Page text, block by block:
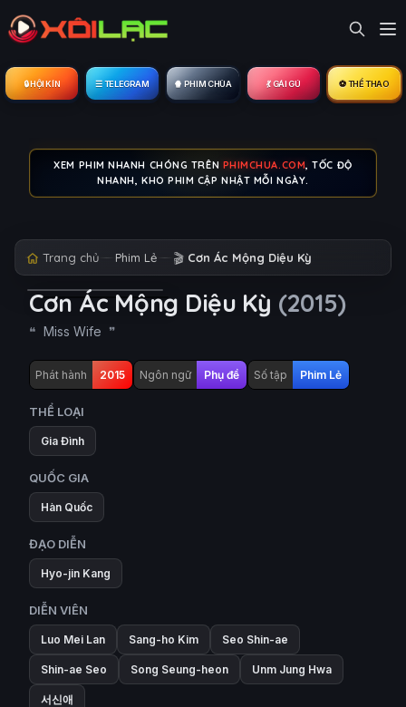
🔒︎ HỘI KÍN ☰ TELEGRAM 🍿 PHIM CHÙA 💃 GÁI GÚ ⚽ THỂ THAO
XEM PHIM NHANH CHÓNG TRÊN PHIMCHUA.COM, TỐC ĐỘ
NHANH, KHO PHIM CẬP NHẬT MỖI NGÀY.
Trang chủ Phim Lẻ 🎬 Cơn Ác Mộng Diệu Kỳ
Cơn Ác Mộng Diệu Kỳ (2015)
Miss Wife
Phát hành 2015 Ngôn ngữ Phụ đề Số tập Phim Lẻ
THỂ LOẠI
Gia Đình
QUỐC GIA
Hàn Quốc
ĐẠO DIỄN
Hyo-jin Kang
DIỄN VIÊN
Luo Mei Lan Sang-ho Kim Seo Shin-ae
Shin-ae Seo Song Seung-heon Unm Jung Hwa
서신애